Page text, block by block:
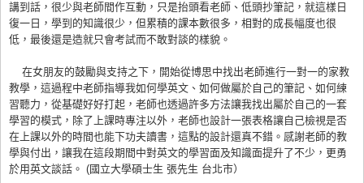
講到話，很少與老師間作互動，只是抬頭看老師、低頭抄筆記，就這樣日
復一日，學到的知識很少，但累積的課本數很多，相對的成長幅度也很
低，最後還是造就只會考試而不敢對談的樣貌。
在女朋友的鼓勵與支持之下，開始從博思中找出老師進行一對一的家教
教學，這過程中老師指導我如何學英文、如何做屬於自己的筆記、如何練
習聽力，從基礎好好打起，老師也透過許多方法讓我找出屬於自己的一套
學習的模式，除了上課時專注以外，老師也設計一張表格讓自己檢視是否
在上課以外的時間也能下功夫讀書，這點的設計還真不錯。感謝老師的教
學與付出，讓我在這段期間中對英文的學習面及知識面提升了不少，更勇
於用英文談話。 (國立大學碩士生 張先生 台北市）